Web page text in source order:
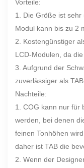
Vorteile:
1. Die Größe ist sehr
Modul kann bis zu 2
2. Kostengünstiger
LCD-Modulen, da
3. Aufgrund der
zuverlässiger als TAB.
Nachteile:
1. COG kann nur für
werden, bei denen
feinen Tonhöhen
daher ist TAB die
2. Wenn der